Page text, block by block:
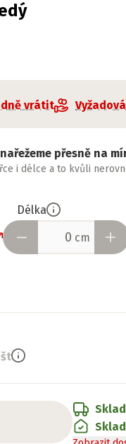
vrátit
přesně na
i délce a to kvůli
Délka
cm